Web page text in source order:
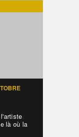
là où la